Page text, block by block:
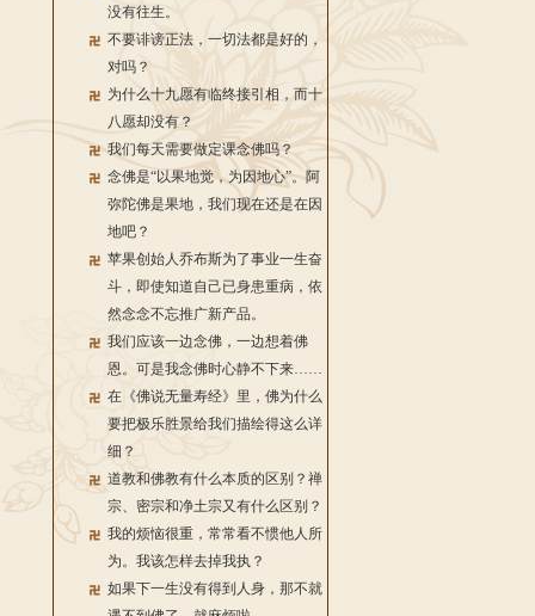
没有往生。
不要诽谤正法，一切法都是好的，
对吗？
为什么十九愿有临终接引相，而十
八愿却没有？
我们每天需要做定课念佛吗？
念佛是“以果地觉，为因地心”。阿
弥陀佛是果地，我们现在还是在因
地吧？
苹果创始人乔布斯为了事业一生奋
斗，即使知道自己已身患重病，依
然念念不忘推广新产品。
我们应该一边念佛，一边想着佛
恩。可是我念佛时心静不下来……
在《佛说无量寿经》里，佛为什么
要把极乐胜景给我们描绘得这么详
细？
道教和佛教有什么本质的区别？禅
宗、密宗和净土宗又有什么区别？
我的烦恼很重，常常看不惯他人所
为。我该怎样去掉我执？
如果下一生没有得到人身，那不就